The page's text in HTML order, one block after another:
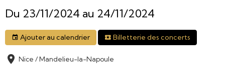
Du 23/11/2024 au 24/11/2024
Ajouter au calendrier Billetterie des concerts
Nice / Mandelieu-la-Napoule